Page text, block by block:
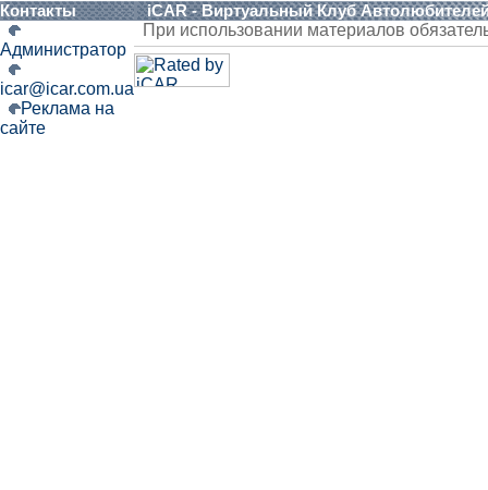
Контакты iCAR - Виртуальный Клуб
Администратор
icar@icar.com.ua
Реклама на
сайте
При использовании материалов